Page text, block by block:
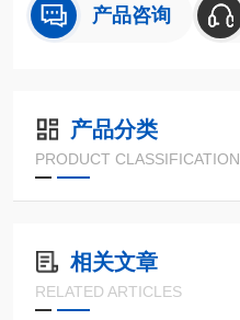
产品咨询
产品分类
PRODUCT CLASSIFICATION
相关文章
RELATED ARTICLES